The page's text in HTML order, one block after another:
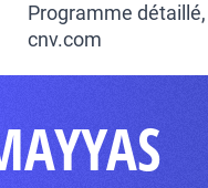
Programme
cnv.com